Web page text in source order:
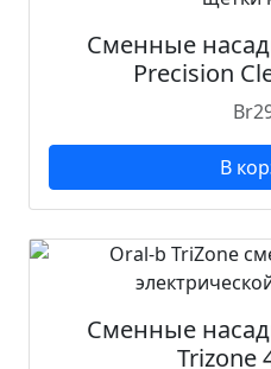
Сменные
Precision
Br
В
Сменные
Trizone